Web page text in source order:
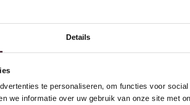
Details
te personaliseren, om functies voor
we informatie over uw gebruik van onze site met
bestelling van minimaal €200,- (niet geldig op
Inschrijven